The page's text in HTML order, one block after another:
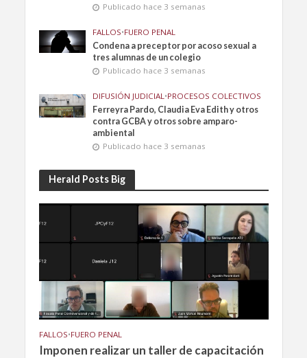
Publicado hace 3 semanas
FALLOS•FUERO PENAL
Condena a preceptor por acoso sexual a
tres alumnas de un colegio
Publicado hace 3 semanas
DIFUSIÓN JUDICIAL •PROCESOS COLECTIVOS
Ferreyra Pardo, Claudia Eva Edith y otros
contra GCBA y otros sobre amparo-
ambiental
Publicado hace 3 semanas
Herald Posts Big
FALLOS•FUERO PENAL
Imponen realizar un taller de capacitación